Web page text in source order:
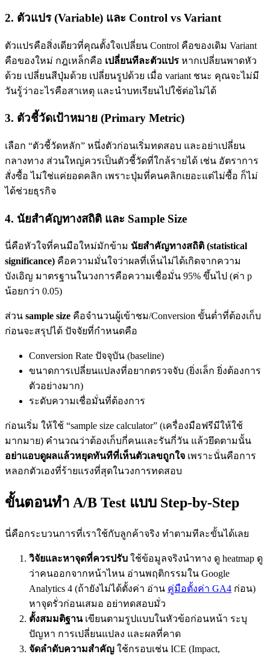
2. ตัวแปร (Variable) และ Control vs Variant
ตัวแปรคือสิ่งเดียวที่คุณตั้งใจเปลี่ยน Control คือของเดิม Variant
คือของใหม่ กฎเหล็กคือ เปลี่ยนทีละตัวแปร หากเปลี่ยนพาดหัว
ด้วย เปลี่ยนสีปุ่มด้วย เปลี่ยนรูปด้วย เมื่อ variant ชนะ คุณจะไม่มี
วันรู้ว่าอะไรคือสาเหตุ และนำบทเรียนไปใช้ต่อไม่ได้
3. ตัวชี้วัดเป้าหมาย (Primary Metric)
เลือก “ตัวชี้วัดหลัก” หนึ่งตัวก่อนเริ่มทดสอบ และอย่าเปลี่ยน
กลางทาง ส่วนใหญ่ควรเป็นตัวชี้วัดที่ใกล้รายได้ เช่น อัตราการ
สั่งซื้อ ไม่ใช่แค่ยอดคลิก เพราะปุ่มที่คนคลิกเยอะแต่ไม่ซื้อ ก็ไม่
ได้ช่วยธุรกิจ
4. นัยสำคัญทางสถิติ และ Sample Size
นี่คือหัวใจที่คนมือใหม่มักข้าม นัยสำคัญทางสถิติ (statistical
significance) คือความมั่นใจว่าผลที่เห็นไม่ได้เกิดจากความ
บังเอิญ มาตรฐานในวงการคือความเชื่อมั่น 95% ขึ้นไป (ค่า p
น้อยกว่า 0.05)
ส่วน sample size คือจำนวนผู้เข้าชม/Conversion ขั้นต่ำที่ต้องเก็บ
ก่อนจะสรุปได้ ปัจจัยที่กำหนดคือ
Conversion Rate ปัจจุบัน (baseline)
ขนาดการเปลี่ยนแปลงที่อยากตรวจจับ (ยิ่งเล็ก ยิ่งต้องการ
ตัวอย่างมาก)
ระดับความเชื่อมั่นที่ต้องการ
ก่อนเริ่ม ให้ใช้ “sample size calculator” (เครื่องมือฟรีมีให้ใช้
มากมาย) คำนวณว่าต้องเก็บกี่คนและรันกี่วัน แล้วยึดตามนั้น
อย่าแอบดูผลแล้วหยุดทันทีที่เห็นตัวเลขถูกใจ เพราะนั่นคือการ
หลอกตัวเองที่ร้ายแรงที่สุดในวงการทดสอบ
ขั้นตอนทำ A/B Test แบบ Step-by-Step
นี่คือกระบวนการที่เราใช้กับลูกค้าจริง ทำตามทีละขั้นได้เลย
วิจัยและหาจุดที่ควรปรับ ใช้ข้อมูลจริงนำทาง ดู heatmap ดู
ว่าคนออกจากหน้าไหน อ่านพฤติกรรมใน Google
Analytics 4 (ถ้ายังไม่ได้ตั้งค่า อ่าน คู่มือตั้งค่า GA4 ก่อน)
หาจุดรั่วก่อนเสมอ อย่าทดสอบมั่ว
ตั้งสมมติฐานเขียนตามรูปแบบในหัวข้อก่อนหน้า ระบุ
ปัญหา การเปลี่ยนแปลง และผลที่คาด
จัดลำดับความสำคัญ ใช้กรอบเช่น ICE (Impact,